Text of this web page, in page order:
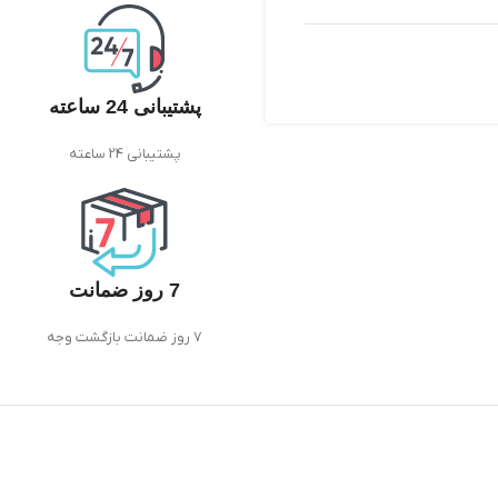
پشتیبانی 24 ساعته
پشتیبانی 24 ساعته
7 روز ضمانت
7 روز ضمانت بازگشت وجه